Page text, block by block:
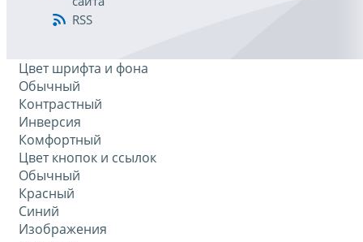
RSS
Цвет шрифта и фона
Обычный
Контрастный
Инверсия
Комфортный
Цвет кнопок и ссылок
Обычный
Красный
Синий
Изображения